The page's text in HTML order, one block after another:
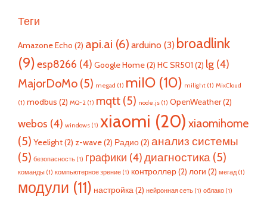
Теги
Amazone Echo (2) api.ai (6) arduino (3) broadlink
(9)esp8266 (4) Google Home(2) HC SR501 (2) lg (4)
MajorDoMo (5) megad (1) miIO (10) milight (1) MixCloud
(1) modbus (2) MQ-2 (1) mqtt (5) node.js (1) OpenWeather(2)
webos (4) windows (1) xiaomi (20) xiaomihome
(5) Yeelight(2) z-wave(2) Радио(2) анализ системы
(5) безопасность (1) графики (4)диагностика (5)
команды (1) компьютерное зрение (1) контроллер(2) логи (2) мегад(1)
модули (11) настройка(2) нейронная сеть (1) облако (1)